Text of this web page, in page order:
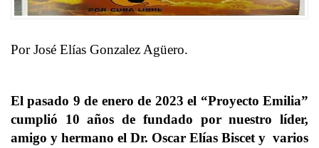
Por José Elías Gonzalez Agüero.
El pasado 9 de enero de 2023 el “Proyecto Emilia”
cumplió 10 años de fundado por nuestro líder,
amigo y hermano el Dr. Oscar Elías Biscet y varios